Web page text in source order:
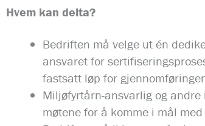
Hvem kan delta?
Bedriften må velge ut én
ansvaret for
fastsatt løp for
Miljøfyrtårn-ansvarlig og
møtene for å komme i mål